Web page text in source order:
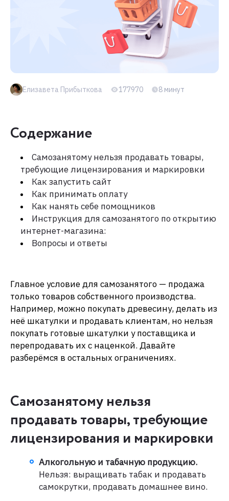
Елизавета Прибыткова 177970 8 минут
Содержание
Самозанятому нельзя продавать товары,
требующие лицензирования и маркировки
Как запустить сайт
Как принимать оплату
Как нанять себе помощников
Инструкция для самозанятого по открытию
интернет-магазина:
Вопросы и ответы
Главное условие для самозанятого — продажа
только товаров собственного производства.
Например, можно покупать древесину, делать из
неё шкатулки и продавать клиентам, но нельзя
покупать готовые шкатулки у поставщика и
перепродавать их с наценкой. Давайте
разберёмся в остальных ограничениях.
Самозанятому нельзя
продавать товары, требующие
лицензирования и маркировки
Алкогольную и табачную продукцию.
Нельзя: выращивать табак и продавать
самокрутки, продавать домашнее вино.